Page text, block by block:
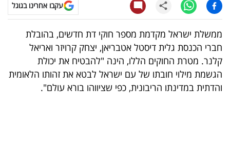
טלוויזיה
עסקי
ספורט
קריירה
עקבו אחרינו בגוגל
ממשלת ישראל מקדמת מספר חוקי דת חדשים, בהובלת
חברי הכנסת גלית דיסטל אטבריאן, יצחק קרויזר ואריאל
קלנר. מטרת החוקים הללו, הינה "להבטיח את יכולת
הגשמת מילוי חובתו של עם ישראל לבטא את זהותו הלאומית
והדתית במדינתו הריבונית, כפי שציווהו בורא עולם".